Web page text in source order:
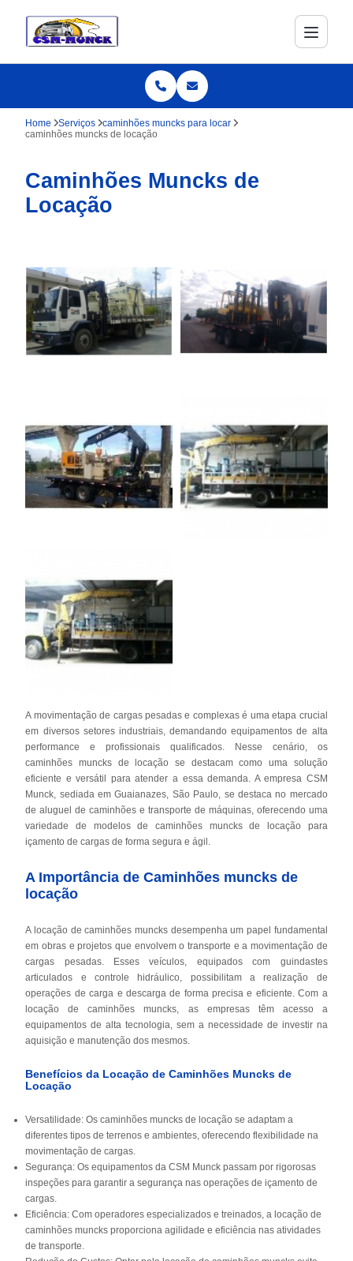
Home Serviços
caminhões muncks para locar
caminhões muncks de locação
Caminhões Muncks de
Locação
A movimentação de cargas pesadas e complexas é uma etapa crucial
em diversos setores industriais, demandando equipamentos de alta
performance e profissionais qualificados. Nesse cenário, os
caminhões muncks de locação se destacam como uma solução
eficiente e versátil para atender a essa demanda. A empresa CSM
Munck, sediada em Guaianazes, São Paulo, se destaca no mercado
de aluguel de caminhões e transporte de máquinas, oferecendo uma
variedade de modelos de caminhões muncks de locação para
içamento de cargas de forma segura e ágil.
A Importância de Caminhões muncks de
locação
A locação de caminhões muncks desempenha um papel fundamental
em obras e projetos que envolvem o transporte e a movimentação de
cargas pesadas. Esses veículos, equipados com guindastes
articulados e controle hidráulico, possibilitam a realização de
operações de carga e descarga de forma precisa e eficiente. Com a
locação de caminhões muncks, as empresas têm acesso a
equipamentos de alta tecnologia, sem a necessidade de investir na
aquisição e manutenção dos mesmos.
Benefícios da Locação de Caminhões Muncks de
Locação
Versatilidade: Os caminhões muncks de locação se adaptam a
diferentes tipos de terrenos e ambientes, oferecendo flexibilidade na
movimentação de cargas.
Segurança: Os equipamentos da CSM Munck passam por rigorosas
inspeções para garantir a segurança nas operações de içamento de
cargas.
Eficiência: Com operadores especializados e treinados, a locação de
caminhões muncks proporciona agilidade e eficiência nas atividades
de transporte.